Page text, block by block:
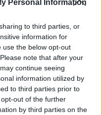
Personal Information
to third parties, or
information for
use the below opt-out
note that after your
continue seeing
information utilized by
to third parties prior to
out of the further
by third parties on the
14:59
#89947
egy csicskagyász vén tróger,
14:57
#89945